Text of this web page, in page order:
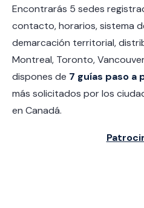
Encontrarás 5 sedes
contacto, horarios, sistema
demarcación territorial,
Montreal, Toronto,
dispones de 7 guías paso a
más solicitados por los
en Canadá.